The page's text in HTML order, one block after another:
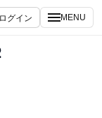
ログイン MENU